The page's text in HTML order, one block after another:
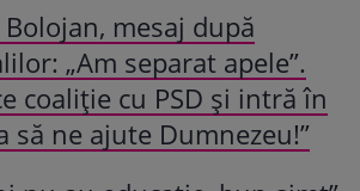
Bolojan, mesaj după
„Am separat apele”.
coaliție cu PSD și intră în
să ne ajute Dumnezeu!”